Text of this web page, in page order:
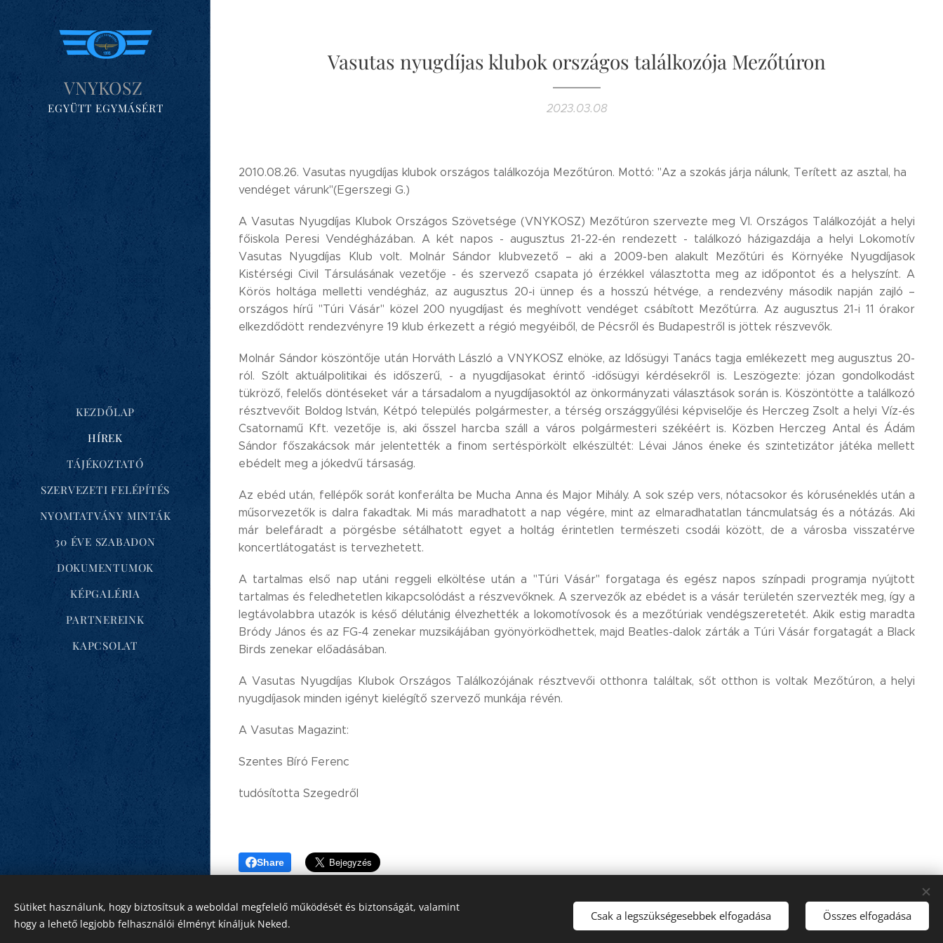
VNYKOSZ
EGYÜTT EGYMÁSÉRT
KEZDŐLAP
HÍREK
TÁJÉKOZTATÓ
SZERVEZETI FELÉPÍTÉS
NYOMTATVÁNY MINTÁK
30 ÉVE SZABADON
DOKUMENTUMOK
KÉPGALÉRIA
PARTNEREINK
KAPCSOLAT
Vasutas nyugdíjas klubok országos találkozója Mezőtúron
2023.03.08
2010.08.26. Vasutas nyugdíjas klubok országos találkozója Mezőtúron. Mottó: "Az a szokás járja nálunk, Terített az asztal, ha
vendéget várunk"(Egerszegi G.)
A Vasutas Nyugdíjas Klubok Országos Szövetsége (VNYKOSZ) Mezőtúron szervezte meg VI. Országos Találkozóját a helyi
főiskola Peresi Vendégházában. A két napos - augusztus 21-22-én rendezett - találkozó házigazdája a helyi Lokomotív
Vasutas Nyugdíjas Klub volt. Molnár Sándor klubvezető – aki a 2009-ben alakult Mezőtúri és Környéke Nyugdíjasok
Kistérségi Civil Társulásának vezetője - és szervező csapata jó érzékkel választotta meg az időpontot és a helyszínt. A
Körös holtága melletti vendégház, az augusztus 20-i ünnep és a hosszú hétvége, a rendezvény második napján zajló –
országos hírű "Túri Vásár" közel 200 nyugdíjast és meghívott vendéget csábított Mezőtúrra. Az augusztus 21-i 11 órakor
elkezdődött rendezvényre 19 klub érkezett a régió megyéiből, de Pécsről és Budapestről is jöttek részvevők.
Molnár Sándor köszöntője után Horváth László a VNYKOSZ elnöke, az Idősügyi Tanács tagja emlékezett meg augusztus 20-
ról. Szólt aktuálpolitikai és időszerű, - a nyugdíjasokat érintő -idősügyi kérdésekről is. Leszögezte: józan gondolkodást
tükröző, felelős döntéseket vár a társadalom a nyugdíjasoktól az önkormányzati választások során is. Köszöntötte a találkozó
résztvevőit Boldog István, Kétpó település polgármester, a térség országgyűlési képviselője és Herczeg Zsolt a helyi Víz-és
Csatornamű Kft. vezetője is, aki ősszel harcba száll a város polgármesteri székéért is. Közben Herczeg Antal és Ádám
Sándor főszakácsok már jelentették a finom sertéspörkölt elkészültét: Lévai János éneke és szintetizátor játéka mellett
ebédelt meg a jókedvű társaság.
Az ebéd után, fellépők sorát konferálta be Mucha Anna és Major Mihály. A sok szép vers, nótacsokor és kóruséneklés után a
műsorvezetők is dalra fakadtak. Mi más maradhatott a nap végére, mint az elmaradhatatlan táncmulatság és a nótázás. Aki
már belefáradt a pörgésbe sétálhatott egyet a holtág érintetlen természeti csodái között, de a városba visszatérve
koncertlátogatást is tervezhetett.
A tartalmas első nap utáni reggeli elköltése után a "Túri Vásár" forgataga és egész napos színpadi programja nyújtott
tartalmas és feledhetetlen kikapcsolódást a részvevőknek. A szervezők az ebédet is a vásár területén szervezték meg, így a
legtávolabbra utazók is késő délutánig élvezhették a lokomotívosok és a mezőtúriak vendégszeretetét. Akik estig maradta
Bródy János és az FG-4 zenekar muzsikájában gyönyörködhettek, majd Beatles-dalok zárták a Túri Vásár forgatagát a Black
Birds zenekar előadásában.
A Vasutas Nyugdíjas Klubok Országos Találkozójának résztvevői otthonra találtak, sőt otthon is voltak Mezőtúron, a helyi
nyugdíjasok minden igényt kielégítő szervező munkája révén.
A Vasutas Magazint:
Szentes Bíró Ferenc
tudósította Szegedről
Share
Sütiket használunk, hogy biztosítsuk a weboldal megfelelő működését és biztonságát, valamint
hogy a lehető legjobb felhasználói élményt kínáljuk Neked.
Csak a legszükségesebbek elfogadása Összes elfogadása